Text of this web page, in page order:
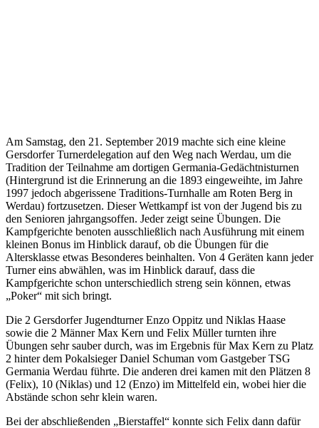
Am Samstag, den 21. September 2019 machte sich eine kleine
Gersdorfer Turnerdelegation auf den Weg nach Werdau, um die
Tradition der Teilnahme am dortigen Germania-Gedächtnisturnen
(Hintergrund ist die Erinnerung an die 1893 eingeweihte, im Jahre
1997 jedoch abgerissene Traditions-Turnhalle am Roten Berg in
Werdau) fortzusetzen. Dieser Wettkampf ist von der Jugend bis zu
den Senioren jahrgangsoffen. Jeder zeigt seine Übungen. Die
Kampfgerichte benoten ausschließlich nach Ausführung mit einem
kleinen Bonus im Hinblick darauf, ob die Übungen für die
Altersklasse etwas Besonderes beinhalten. Von 4 Geräten kann jeder
Turner eins abwählen, was im Hinblick darauf, dass die
Kampfgerichte schon unterschiedlich streng sein können, etwas
„Poker“ mit sich bringt.
Die 2 Gersdorfer Jugendturner Enzo Oppitz und Niklas Haase
sowie die 2 Männer Max Kern und Felix Müller turnten ihre
Übungen sehr sauber durch, was im Ergebnis für Max Kern zu Platz
2 hinter dem Pokalsieger Daniel Schuman vom Gastgeber TSG
Germania Werdau führte. Die anderen drei kamen mit den Plätzen 8
(Felix), 10 (Niklas) und 12 (Enzo) im Mittelfeld ein, wobei hier die
Abstände schon sehr klein waren.
Bei der abschließenden „Bierstaffel“ konnte sich Felix dann dafür